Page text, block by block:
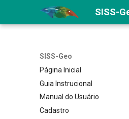
SISS-
SISS-Geo
Página Inicial
Guia Instrucional
Área da saúde
SISS-Geo na web
Manual do Usuário
Android
Cadastro